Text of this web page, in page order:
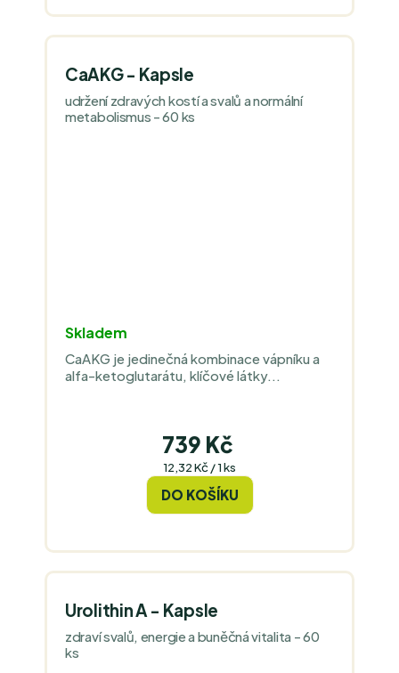
CaAKG - Kapsle
udržení zdravých kostí a svalů a normální
metabolismus - 60 ks
Skladem
CaAKG je jedinečná kombinace vápníku a
alfa-ketoglutarátu, klíčové látky...
739 Kč
Měrná
12,32 Kč / 1 ks
DO KOŠÍKU
Urolithin A - Kapsle
zdraví svalů, energie a buněčná vitalita - 60
ks